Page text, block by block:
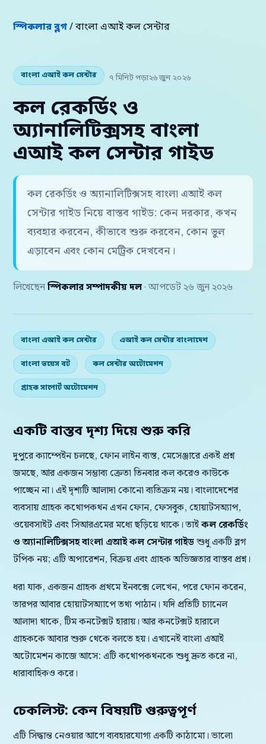
স্পিকলার ব্লগ/ বাংলা এআই কল সেন্টার
বাংলা এআই কল সেন্টার ৭ মিনিট পড়া২৬ জুন ২০২৬
কল রেকর্ডিং ও
অ্যানালিটিক্সসহ বাংলা
এআই কল সেন্টার গাইড
কল রেকর্ডিং ও অ্যানালিটিক্সসহ বাংলা এআই কল
সেন্টার গাইড নিয়ে বাস্তব গাইড: কেন দরকার, কখন
ব্যবহার করবেন, কীভাবে শুরু করবেন, কোন ভুল
এড়াবেন এবং কোন মেট্রিক দেখবেন।
লিখেছেন স্পিকলার সম্পাদকীয় দল · আপডেট ২৬ জুন ২০২৬
বাংলা এআই কল সেন্টার এআই কল সেন্টার বাংলাদেশ
বাংলা ভয়েস বট কল সেন্টার অটোমেশন
গ্রাহক সাপোর্ট অটোমেশন
একটি বাস্তব দৃশ্য দিয়ে শুরু করি
দুপুরে ক্যাম্পেইন চলছে, ফোন লাইন ব্যস্ত, মেসেঞ্জারে একই প্রশ্ন
জমছে, আর একজন সম্ভাব্য ক্রেতা তিনবার কল করেও কাউকে
পাচ্ছেন না। এই দৃশ্যটি আলাদা কোনো ব্যতিক্রম নয়। বাংলাদেশের
ব্যবসায় গ্রাহক কথোপকথন এখন ফোন, ফেসবুক, হোয়াটসঅ্যাপ,
ওয়েবসাইট এবং সিআরএমের মধ্যে ছড়িয়ে থাকে। তাইকল রেকর্ডিং
ও অ্যানালিটিক্সসহ বাংলা এআই কল সেন্টার গাইডশুধু একটি ব্লগ
টপিক নয়; এটি অপারেশন, বিক্রয় এবং গ্রাহক অভিজ্ঞতার বাস্তব প্রশ্ন।
ধরা যাক, একজন গ্রাহক প্রথমে ইনবক্সে লেখেন, পরে ফোন করেন,
তারপর আবার হোয়াটসঅ্যাপে তথ্য পাঠান। যদি প্রতিটি চ্যানেল
আলাদা থাকে, টিম কনটেক্সট হারায়। আর কনটেক্সট হারালে
গ্রাহককে আবার শুরু থেকে বলতে হয়। এখানেই বাংলা এআই
অটোমেশন কাজে আসে: এটি কথোপকথনকে শুধু দ্রুত করে না,
ধারাবাহিকও করে।
চেকলিস্ট: কেন বিষয়টি গুরুত্বপূর্ণ
এটি সিদ্ধান্ত নেওয়ার আগে ব্যবহারযোগ্য একটি কাঠামো। ভালো